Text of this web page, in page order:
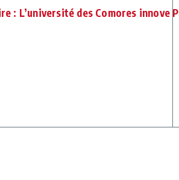
: L’université des Comores innove